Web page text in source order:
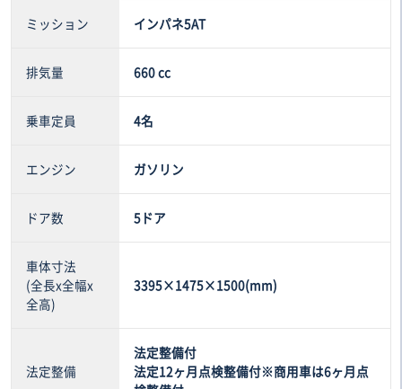
ミッション インパネ5AT
排気量 660 cc
乗車定員 4名
エンジン ガソリン
ドア数 5ドア
車体寸法
(全長x全幅x
全高)
3395×1475×1500(mm)
法定整備
法定整備付
法定12ヶ月点検整備付※商用車は6ヶ月点